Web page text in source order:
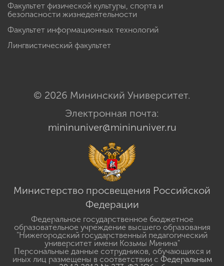
Факультет физической культуры, спорта и
безопасности жизнедеятельности
Факультет информационных технологий
Лингвистический факультет
© 2026 Мининский Университет.
Электронная почта:
mininuniver@mininuniver.ru
Министерство просвещения Российской
Федерации
Федеральное государственное бюджетное
образовательное учреждение высшего образования
"Нижегородский государственный педагогический
университет имени Козьмы Минина"
Персональные данные сотрудников, обучающихся и
иных лиц размещены в соответствии с Федеральным